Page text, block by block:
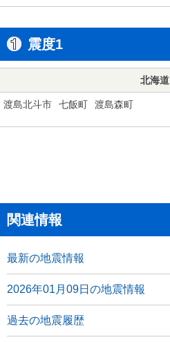
震度1
北海道
渡島北斗市 七飯町 渡島森町
関連情報
最新の地震情報
2026年01月09日の地震情報
過去の地震履歴